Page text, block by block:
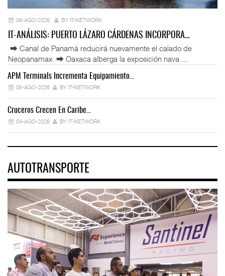
06-AGO-2026 BY IT-NETWORK
IT-ANÁLISIS: PUERTO LÁZARO CÁRDENAS INCORPORA…
⮕ Canal de Panamá reducirá nuevamente el calado de
Neopanamax ⮕ Oaxaca alberga la exposición nava ...
APM Terminals Incrementa Equipamiento…
05-AGO-2026 BY IT-NETWORK
Cruceros Crecen En Caribe…
04-AGO-2026 BY IT-NETWORK
AUTOTRANSPORTE